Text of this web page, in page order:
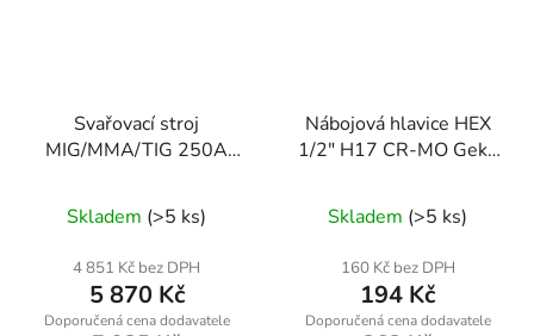
Svařovací stroj
MIG/MMA/TIG 250A
3v1
Skladem (>5 ks)
4 851 Kč bez DPH
5 870 Kč
Nábojová hlavice HEX
1/2" H17 CR-MO Geko
nástavec pro utahováky
Skladem (>5 ks)
160 Kč bez DPH
194 Kč